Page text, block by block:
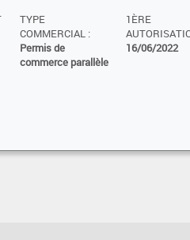
TYPE
COMMERCIAL :
Permis de
commerce parallèle
1ÈRE
16/06/2022